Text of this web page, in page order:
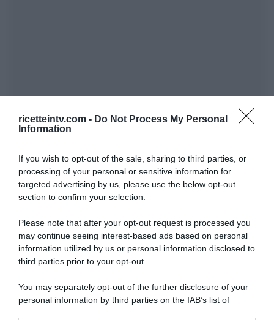
ricetteintv.com - Do Not Process My Personal
Information
If you wish to opt-out of the sale, sharing to third parties, or
processing of your personal or sensitive information for
targeted advertising by us, please use the below opt-out
section to confirm your selection.
Please note that after your opt-out request is processed you
may continue seeing interest-based ads based on personal
information utilized by us or personal information disclosed to
third parties prior to your opt-out.
You may separately opt-out of the further disclosure of your
personal information by third parties on the IAB’s list of